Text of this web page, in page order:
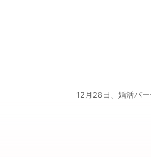
12月28日、婚活パー